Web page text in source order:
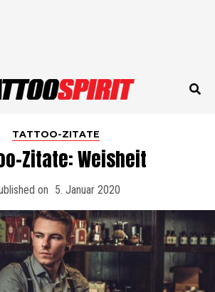
TATTOO-ZITATE
Zitate: Weisheit
on 5. Januar 2020